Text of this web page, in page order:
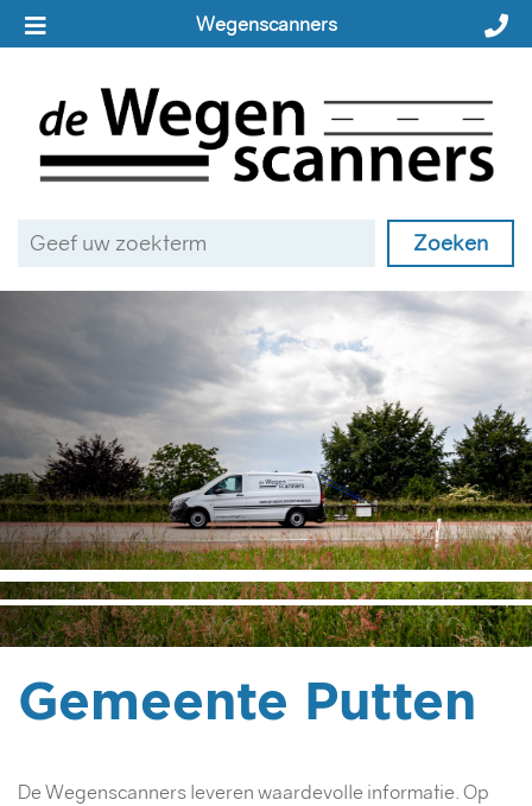
Wegenscanners
Gemeente Putten
De Wegenscanners leveren waardevolle informatie. Op